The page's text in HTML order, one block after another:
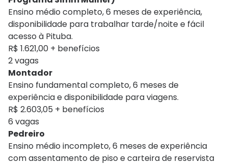
Ensino médio completo, 6 meses de experiência,
disponibilidade para trabalhar tarde/noite e fácil
acesso à Pituba.
R$ 1.621,00 + benefícios
2 vagas
Montador
Ensino fundamental completo, 6 meses de
experiência e disponibilidade para viagens.
R$ 2.603,05 + benefícios
6 vagas
Pedreiro
Ensino médio incompleto, 6 meses de experiência
com assentamento de piso e carteira de reservista